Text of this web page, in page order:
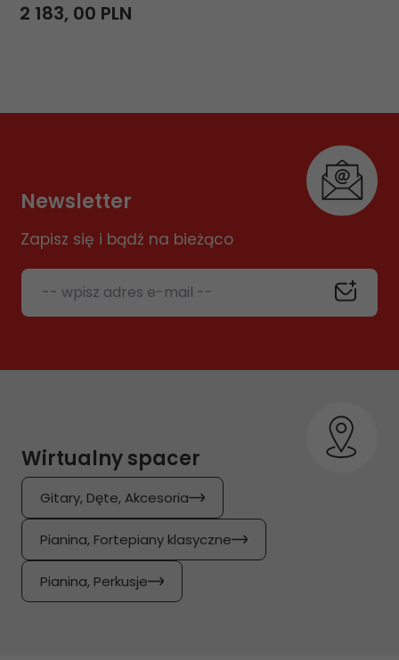
2 183, 00 PLN
Newsletter
Zapisz się i bądź na bieżąco
-- wpisz adres e-mail --
Wirtualny spacer
Gitary, Dęte, Akcesoria
Pianina, Fortepiany klasyczne
Pianina, Perkusje